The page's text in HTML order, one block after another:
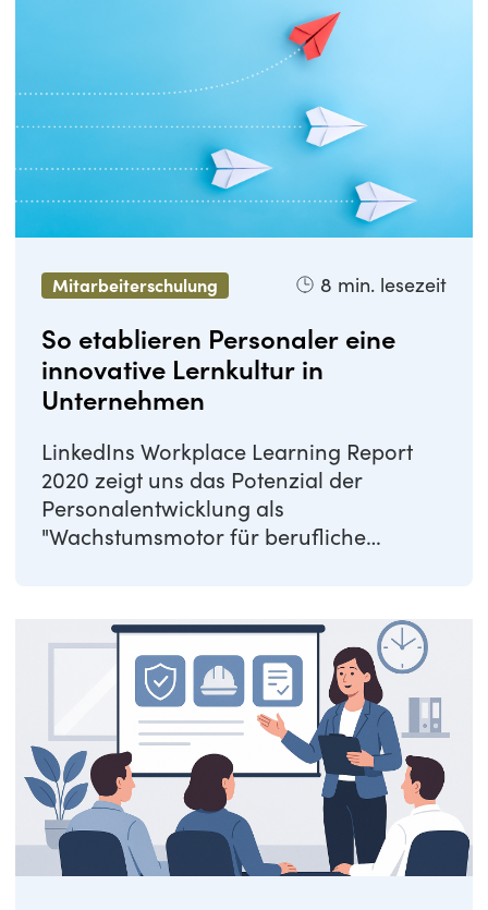
Mitarbeiterschulung 8 min. lesezeit
So etablieren Personaler eine
innovative Lernkultur in
Unternehmen
LinkedIns Workplace Learning Report
2020 zeigt uns das Potenzial der
Personalentwicklung als
"Wachstumsmotor für berufliche